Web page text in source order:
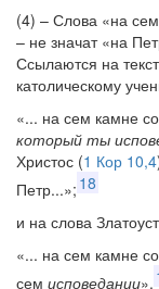
(4) – Слова «на
– не значат «на
Ссылаются на
католическому
«... на сем камне
который ты
Христос (1 Кор 10,4
Петр...»; 18
и на слова
«... на сем камне
сем исповедании».